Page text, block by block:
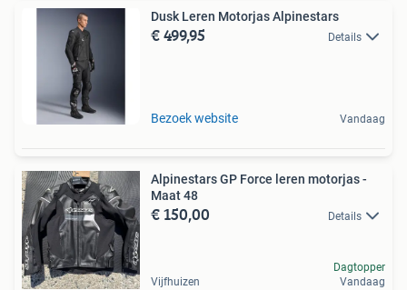
Dusk Leren Motorjas Alpinestars
€ 499,95 Details
Bezoek website Vandaag
Alpinestars GP Force leren motorjas -
Maat 48
€ 150,00 Details
Vijfhuizen
Dagtopper
Vandaag